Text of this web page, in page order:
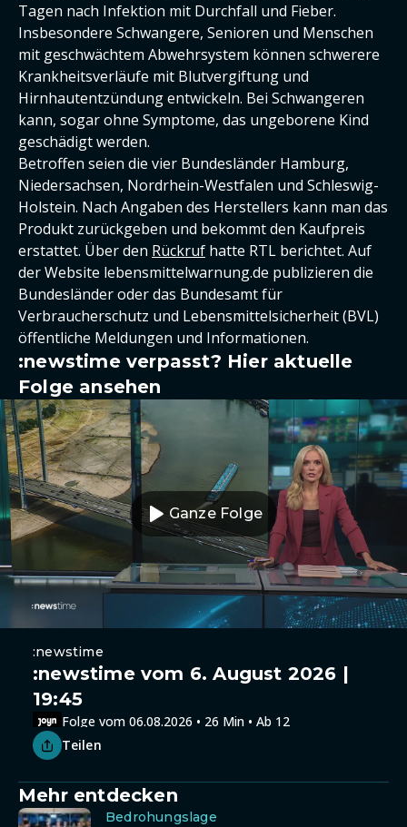
Tagen nach Infektion mit Durchfall und Fieber.
Insbesondere Schwangere, Senioren und Menschen
mit geschwächtem Abwehrsystem können schwerere
Krankheitsverläufe mit Blutvergiftung und
Hirnhautentzündung entwickeln. Bei Schwangeren
kann, sogar ohne Symptome, das ungeborene Kind
geschädigt werden.
Betroffen seien die vier Bundesländer Hamburg,
Niedersachsen, Nordrhein-Westfalen und Schleswig-
Holstein. Nach Angaben des Herstellers kann man das
Produkt zurückgeben und bekommt den Kaufpreis
erstattet. Über den Rückruf hatte RTL berichtet. Auf
der Website lebensmittelwarnung.de publizieren die
Bundesländer oder das Bundesamt für
Verbraucherschutz und Lebensmittelsicherheit (BVL)
öffentliche Meldungen und Informationen.
:newstime verpasst? Hier aktuelle
Folge ansehen
Ganze Folge
:newstime
:newstime vom 6. August 2026 |
19:45
Folge vom 06.08.2026 • 26 Min • Ab 12
Teilen
Mehr entdecken
Bedrohungslage